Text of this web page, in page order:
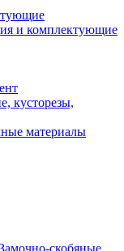
и комплектующие
кусторезы,
материалы
скобяные